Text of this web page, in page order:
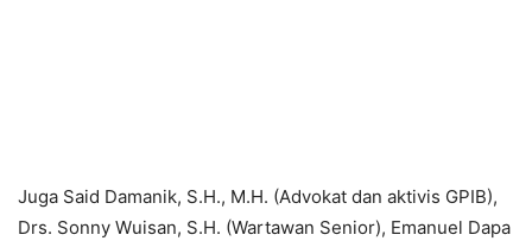
Juga Said Damanik, S.H., M.H. (Advokat dan aktivis GPIB),
Drs. Sonny Wuisan, S.H. (Wartawan Senior), Emanuel Dapa